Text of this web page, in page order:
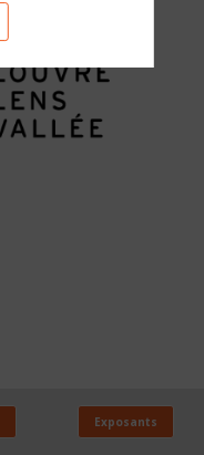
Exposants